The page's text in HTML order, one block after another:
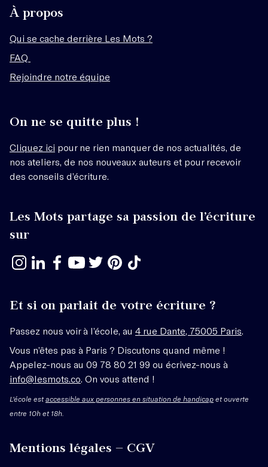
À propos
Qui se cache derrière Les Mots ?
FAQ
Rejoindre notre équipe
On ne se quitte plus !
Cliquez ici pour ne rien manquer de nos actualités, de
nos ateliers, de nos nouveaux auteurs et pour recevoir
des conseils d’écriture.
Les Mots partage sa passion de l’écriture
sur
Et si on parlait de votre écriture ?
Passez nous voir à l’école, au 4 rue Dante, 75005 Paris.
Vous n’êtes pas à Paris ? Discutons quand même !
Appelez-nous au 09 78 80 21 99 ou écrivez-nous à
info@lesmots.co. On vous attend !
L'école estaccessible aux personnes en situation de handicap et ouverte
entre 10h et 18h.
Mentions légales – CGV